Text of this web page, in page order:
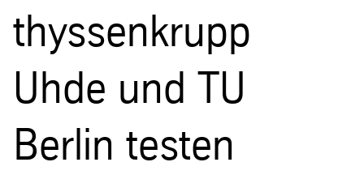
thyssenkrupp
Uhde und TU
Berlin testen